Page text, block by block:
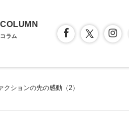
COLUMN
コラム
ションの先の感動（2）